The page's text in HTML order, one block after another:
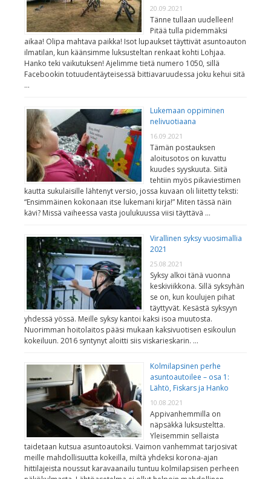
20.09.2021
Tänne tullaan uudelleen!
Pitää tulla pidemmäksi
aikaa! Olipa mahtava paikka! Isot lupaukset täyttivät asuntoauton
ilmatilan, kun käänsimme luksusteltan renkaat kohti Lohjaa.
Hanko teki vaikutuksen! Ajelimme tietä numero 1050, sillä
Facebookin totuudentäyteisessä bittiavaruudessa joku kehui sitä
…
Lukemaan oppiminen
nelivuotiaana
16.09.2021
Tämän postauksen
aloitusotos on kuvattu
kuudes syyskuuta. Siitä
tehtiin myös pikaviestimen
kautta sukulaisille lähtenyt versio, jossa kuvaan oli liitetty teksti:
“Ensimmäinen kokonaan itse lukemani kirja!” Miten tässä näin
kävi? Missä vaiheessa vasta joulukuussa viisi täyttävä …
Virallinen syksy vuosimallia
2021
25.08.2021
Syksy alkoi tänä vuonna
keskiviikkona. Sillä syksyhän
se on, kun koulujen pihat
täyttyvät. Kesästä syksyyn
yhdessä yössä. Meille syksy kantoi kaksi isoa muutosta.
Nuorimman hoitolaitos pääsi mukaan kaksivuotisen esikoulun
kokeiluun. 2016 syntynyt aloitti siis viskarieskarin. …
Kolmilapsinen perhe
asuntoautoilee – osa 1:
Lähtö, Fiskars ja Hanko
10.08.2021
Appivanhemmilla on
näpsäkkä luksusteltta.
Yleisemmin sellaista
taidetaan kutsua asuntoautoksi. Vaimon vanhemmat tarjosivat
meille mahdollisuutta kokeilla, miltä yhdeksi korona-ajan
hittilajeista noussut karavaanailu tuntuu kolmilapsisen perheen